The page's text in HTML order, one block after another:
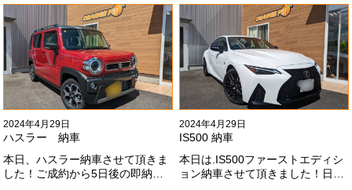
させて頂きました！！弊社で、短
期間に何台もご注文ありがどうご
ざいます！！これからもよろしく
お願いします
#x1f647;#x200d;#x2640;#xfe0f;
よろしくお願いします
#x1f647;#x200d;#x2640;#xfe0f;
2024年4月29日
ハスラー 納車
本日、ハスラー納車させて頂きま
した！ご成約から5日後の即納車
2024年4月29日
IS500 納車
本日は.IS500ファーストエディシ
ョン納車させて頂きました！日本